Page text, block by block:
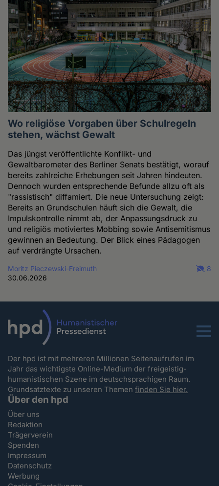
Wo religiöse Vorgaben über Schulregeln
stehen, wächst Gewalt
Das jüngst veröffentlichte Konflikt- und
Gewaltbarometer des Berliner Senats bestätigt, worauf
bereits zahlreiche Erhebungen seit Jahren hindeuten.
Dennoch wurden entsprechende Befunde allzu oft als
"rassistisch" diffamiert. Die neue Untersuchung zeigt:
Bereits an Grundschulen häuft sich die Gewalt, die
Impulskontrolle nimmt ab, der Anpassungsdruck zu
und religiös motiviertes Mobbing sowie Antisemitismus
gewinnen an Bedeutung. Der Blick eines Pädagogen
auf verdrängte Ursachen.
Moritz Pieczewski-Freimuth
30.06.2026
8
Menu
Der hpd ist mit mehreren Millionen Seitenaufrufen im
Jahr das wichtigste Online-Medium der freigeistig-
humanistischen Szene im deutschsprachigen Raum.
Grundsatztexte zu unseren Themenfinden Sie hier.
Über den hpd
Über uns
Redaktion
Trägerverein
Spenden
Impressum
Datenschutz
Werbung